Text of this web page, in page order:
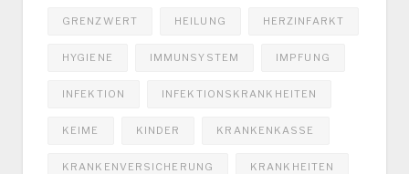
GRENZWERT HEILUNG HERZINFARKT
HYGIENE IMMUNSYSTEM IMPFUNG
INFEKTION INFEKTIONSKRANKHEITEN
KEIME KINDER KRANKENKASSE
KRANKENVERSICHERUNG KRANKHEITEN